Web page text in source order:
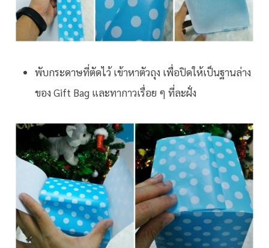
พับกระดาษที่ตัดไว้ เข้าหาตัวถุง เพื่อปิดให้เป็นฐานล่าง
ของ Gift Bag และทากาวเรื่อย ๆ ที่ละฝั่ง